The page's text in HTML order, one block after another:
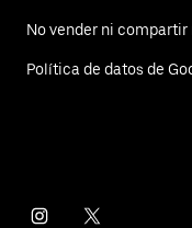
No vender ni
Política de datos de